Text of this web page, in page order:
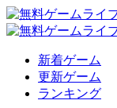
新着ゲーム
更新ゲーム
ランキング